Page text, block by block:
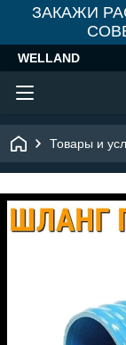
ЗАКАЖИ
WELLAND
Товары и